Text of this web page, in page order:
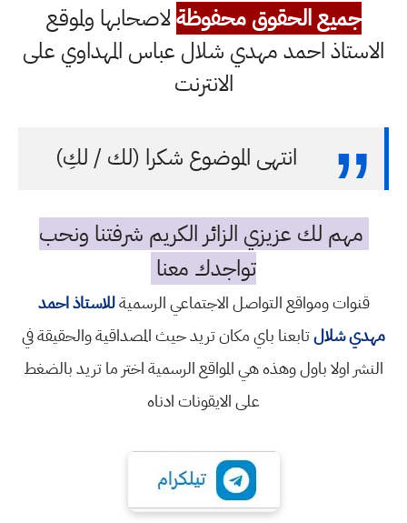
جميع الحقوق محفوظةلاصحابها ولموقع
الاستاذ احمد مهدي شلال عباس المهداوي على
الانترنت
انتهى الموضوع شكرا (لك / لكِ)
مهم لك عزيزي الزائر الكريم شرفتنا ونحب
تواجدك معنا
قنوات ومواقع التواصل الاجتماعي الرسميةللاستاذ احمد
مهدي شلالتابعنا باي مكان تريد حيث المصداقية والحقيقة في
النشر اولا باول وهذه هي المواقع الرسمية اختر ما تريد بالضغط
على الايقونات ادناه